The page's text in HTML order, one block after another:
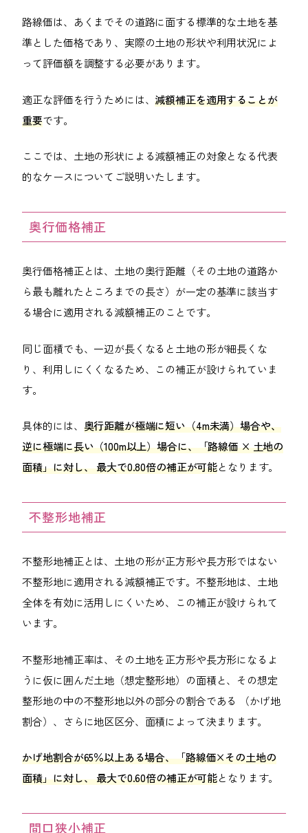
路線価は、あくまでその道路に面する標準的な土地を基
準とした価格であり、実際の土地の形状や利用状況によ
って評価額を調整する必要があります。
適正な評価を行うためには、減額補正を適用することが
重要です。
ここでは、土地の形状による減額補正の対象となる代表
的なケースについてご説明いたします。
奥行価格補正
奥行価格補正とは、土地の奥行距離（その土地の道路か
ら最も離れたところまでの長さ）が一定の基準に該当す
る場合に適用される減額補正のことです。
同じ面積でも、一辺が長くなると土地の形が細長くな
り、利用しにくくなるため、この補正が設けられていま
す。
具体的には、 奥行距離が極端に短い（4m未満）場合や、
逆に極端に長い（100m以上）場合に、「路線価 × 土地の
面積」に対し、 最大で0.80倍の補正が可能となります。
不整形地補正
不整形地補正とは、土地の形が正方形や長方形ではない
不整形地に適用される減額補正です。不整形地は、土地
全体を有効に活用しにくいため、この補正が設けられて
います。
不整形地補正率は、その土地を正方形や長方形になるよ
うに仮に囲んだ土地（想定整形地）の面積と、その想定
整形地の中の不整形地以外の部分の割合である （かげ地
割合）、さらに地区区分、面積によって決まります。
かげ地割合が65％以上ある場合、「路線価×その土地の
面積」に対し、 最大で0.60倍の補正が可能となります。
間口狭小補正